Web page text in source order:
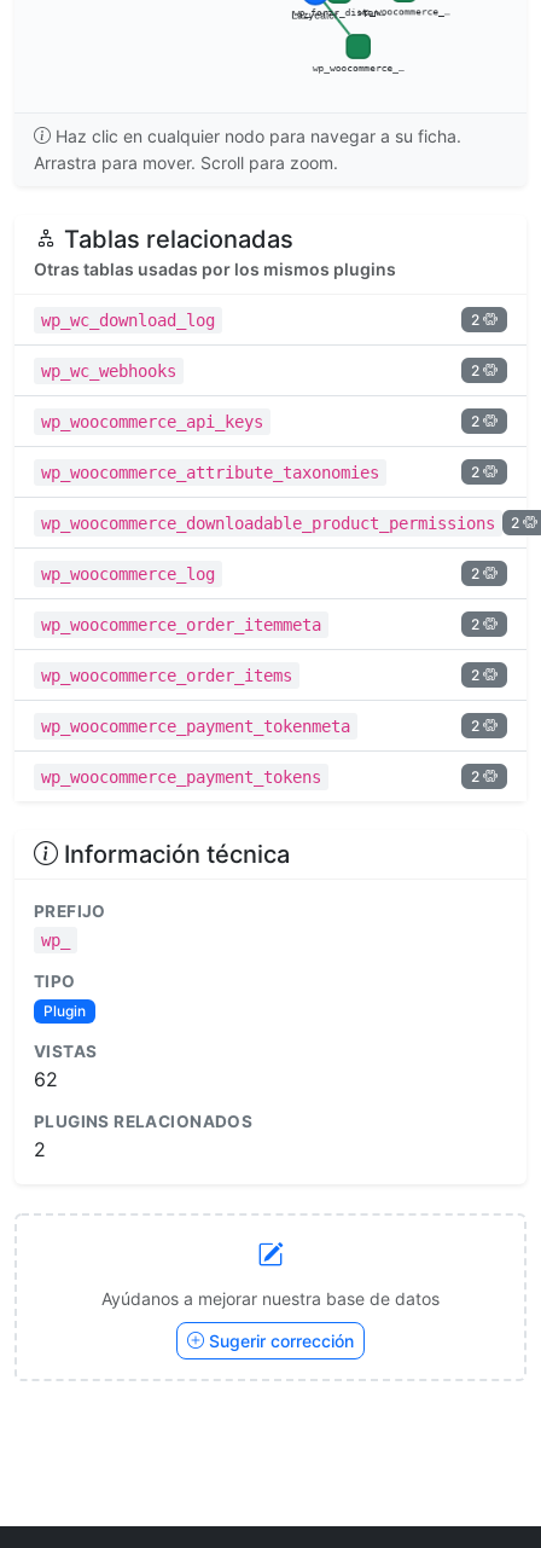
Haz clic en cualquier nodo para navegar a su ficha.
Arrastra para mover. Scroll para zoom.
Tablas relacionadas
Otras tablas usadas por los mismos plugins
wp_wc_download_log 2
wp_wc_webhooks 2
wp_woocommerce_api_keys 2
wp_woocommerce_attribute_taxonomies 2
wp_woocommerce_downloadable_product_permissions 2
wp_woocommerce_log 2
wp_woocommerce_order_itemmeta 2
wp_woocommerce_order_items 2
wp_woocommerce_payment_tokenmeta 2
wp_woocommerce_payment_tokens 2
Información técnica
PREFIJO
wp_
TIPO
Plugin
VISTAS
62
PLUGINS RELACIONADOS
2
Ayúdanos a mejorar nuestra base de datos
Sugerir corrección